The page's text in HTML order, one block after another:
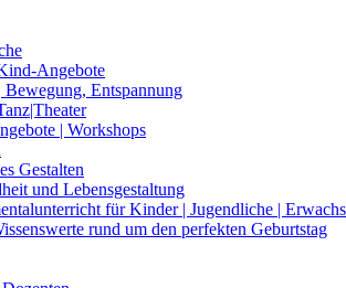
Angebote
Bewegung, Entspannung
| Workshops
Gestalten
und Lebensgestaltung
für Kinder | Jugendliche |
rund um den perfekten Geburtstag